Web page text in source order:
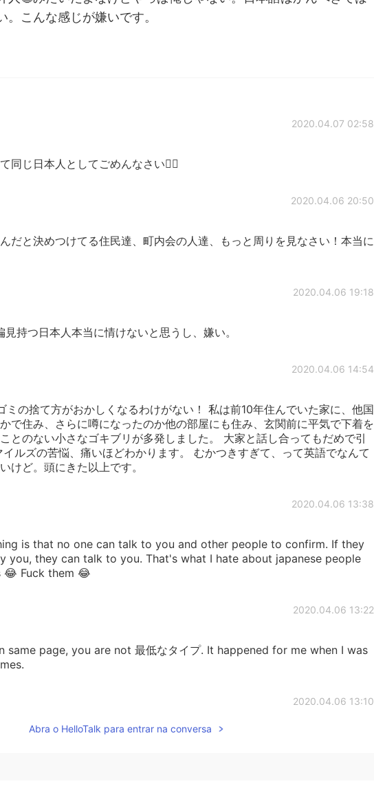
こんな感じが嫌いです。
2020.04.07 02:58
同じ日本人としてごめんなさい🙇‍♀️
2020.04.06 20:50
だと決めつけてる住民達、町内会の人達、もっと周りを見なさい！本当に
2020.04.06 19:18
見持つ日本人本当に情けないと思うし、嫌い。
2020.04.06 14:54
ミの捨て方がおかしくなるわけがない！ 私は前10年住んでいた家に、他国
で住み、さらに噂になったのか他の部屋にも住み、玄関前に平気で下着を
とのない小さなゴキブリが多発しました。 大家と話し合ってもだめで引
ルズの苦悩、痛いほどわかります。 むかつきすぎて、って英語でなんて
けど。頭にきた以上です。
2020.04.06 13:38
is that no one can talk to you and other people to confirm. If they
you, they can talk to you. That's what I hate about japanese people
😂 Fuck them 😂
2020.04.06 13:22
same page, you are not 最低なタイプ. It happened for me when I was
2020.04.06 13:10
Abra o HelloTalk para entrar na conversa